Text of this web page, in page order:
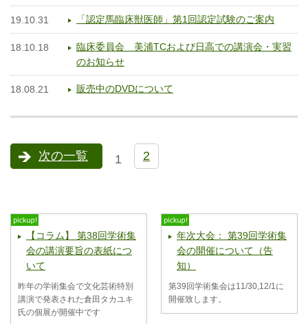
19.10.31 「認定馬臨床獣医師」第1回認定試験のご案内
18.10.18
臨床委員会 美浦TCおよび日高での講演会・実習
のお知らせ
18.08.21 販売中のDVDについて
次の一覧 1 2
【コラム】 第38回学術集
会の講演要旨の表紙につ
いて
昨年の学術集会で文化芸術特別
講演で発表された倉田タカユキ
氏の個展が開催中です
年次大会： 第39回学術集
会の開催について（告
知）
第39回学術集会は11/30,12/1に
開催致します。